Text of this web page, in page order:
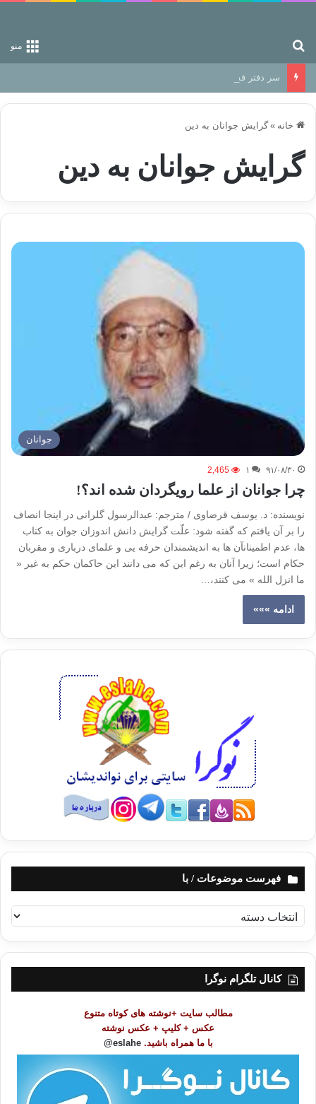
منو
سر دفتر فساد در زمین‌، دوری وکناره‌گیری از راه خداست‌!
خانه » گرایش جوانان به دین
گرایش جوانان به دین
جوانان
۹۱/۰۸/۳۰ ۱ 2,465
چرا جوانان از علما رویگردان شده اند؟!
نویسنده: د. یوسف قرضاوی / مترجم: عبدالرسول گلرانی در اینجا انصاف
را بر آن یافتم که گفته شود: علّت گرایش دانش اندوزان جوان به کتاب
ها، عدم اطمینانآن ها به اندیشمندان حرفه یی و علمای درباری و مقربان
حکام است؛ زیرا آنان به رغم این که می دانند این حاکمان حکم به غیر «
ما انزل الله » می کنند،…
ادامه »»»
فهرست موضوعات / با
ه
ر
کانال تلگرام نوگرا
مطالب سایت +نوشته های کوتاه متنوع
عکس + کلیپ + عکس نوشته
با ما همراه باشید. eslahe@